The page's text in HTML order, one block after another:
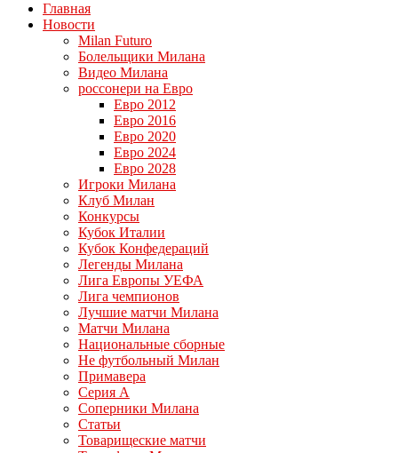
Главная
Новости
Milan Futuro
Болельщики Милана
Видео Милана
россонери на Евро
Евро 2012
Евро 2016
Евро 2020
Евро 2024
Евро 2028
Игроки Милана
Клуб Милан
Конкурсы
Кубок Италии
Кубок Конфедераций
Легенды Милана
Лига Европы УЕФА
Лига чемпионов
Лучшие матчи Милана
Матчи Милана
Национальные сборные
Не футбольный Милан
Примавера
Серия А
Соперники Милана
Статьи
Товарищеские матчи